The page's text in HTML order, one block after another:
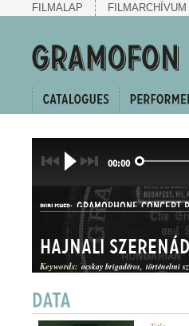
FILMALAP FILMARCHÍVUM
00:00
PUBLISHER: GRAMOPHONE CONCERT
Hajnali
Keywords: ocskay brigadéros történelmi